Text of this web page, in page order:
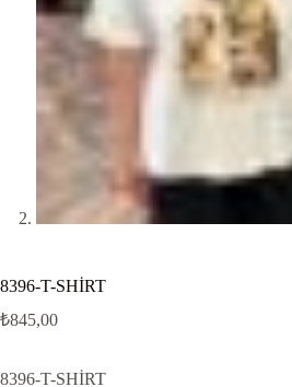
8396-T-SHİRT
₺845,00
8396-T-SHİRT